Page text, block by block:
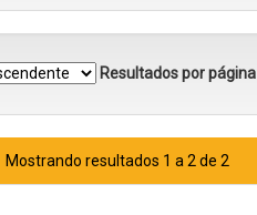
Resultados por página
Mostrando resultados 1 a 2 de 2